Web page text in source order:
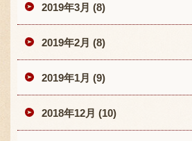
2019年3月 (8)
2019年2月 (8)
2019年1月 (9)
2018年12月 (10)